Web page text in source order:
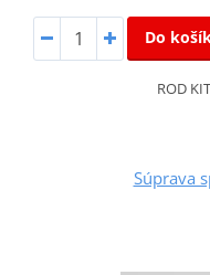
Do
ROD
Súprava